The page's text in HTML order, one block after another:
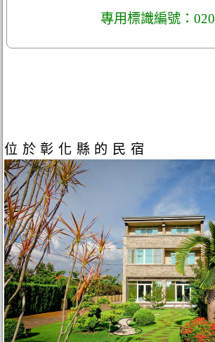
專用標識編號：020
位於彰化縣的民宿